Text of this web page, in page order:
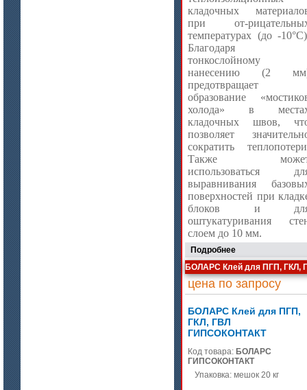
кладочных
при от-
температурах (до -
Благодаря
тонкослойному
нанесению (2
предотвращает
образование
холода» в
кладочных швов,
позволяет
сократить
Также
использоваться
выравнивания
поверхностей при
блоков и
оштукатуривания
слоем до 10 мм.
Подробнее
БОЛАРС Клей для ПГП, ГКЛ,
цена по запросу
БОЛАРС Клей для ПГП,
ГКЛ, ГВЛ
ГИПСОКОНТАКТ
Код товара: БОЛАРС
ГИПСОКОНТАКТ
Упаковка: мешок 20 кг